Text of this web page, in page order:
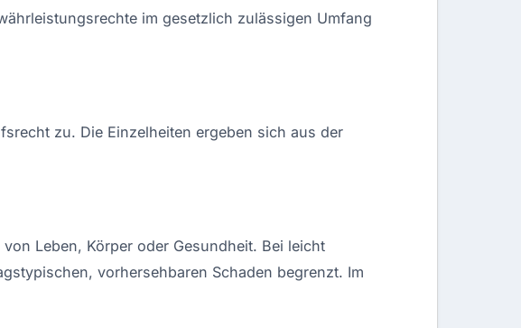
im gesetzlich zulässigen Umfang
zu. Die Einzelheiten ergeben sich aus der
Leben, Körper oder Gesundheit. Bei leicht
vorhersehbaren Schaden begrenzt. Im